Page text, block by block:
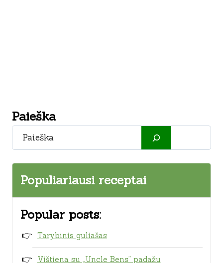
Paieška
Paieška
Populiariausi receptai
Popular posts:
Tarybinis guliašas
Vištiena su „Uncle Bens” padažu